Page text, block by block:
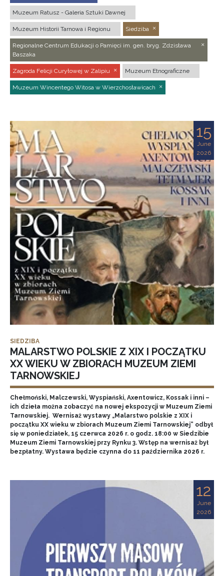
Muzeum Ratusz - Galeria Sztuki Dawnej
Muzeum Historii Tarnowa i Regionu Siedziba
Regionalne Centrum Edukacji o Pamięci im. gen. bryg. Zdzisława
Baszaka
Zagroda Felicji Curyłowej w Zalipiu Muzeum Etnograficzne
Muzeum Wincentego Witosa w Wierzchosławicach
15
June
2026
SIEDZIBA
MALARSTWO POLSKIE Z XIX I POCZĄTKU
XX WIEKU W ZBIORACH MUZEUM ZIEMI
TARNOWSKIEJ
Chełmoński, Malczewski, Wyspiański, Axentowicz, Kossak i inni –
ich dzieła można zobaczyć na nowej ekspozycji w Muzeum Ziemi
Tarnowskiej. Wernisaż wystawy „Malarstwo polskie z XIX i
początku XX wieku w zbiorach Muzeum Ziemi Tarnowskiej” odbył
się w poniedziałek, 15 czerwca 2026 r. o godz. 18:00 w Siedzibie
Muzeum Ziemi Tarnowskiej przy Rynku 3. Wstęp na wernisaż był
bezpłatny. Wystawa będzie czynna do 11 października 2026 r.
12
June
2026